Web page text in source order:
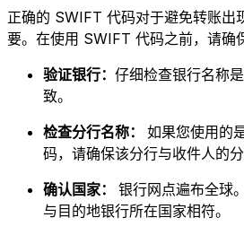
正确的 SWIFT 代码对于避免转账出
要。在使用 SWIFT 代码之前，请确
验证银行： 仔细检查银行名称
致。
检查分行名称： 如果您使用的
码，请确保该分行与收件人的分
确认国家： 银行网点遍布全球
与目的地银行所在国家相符。